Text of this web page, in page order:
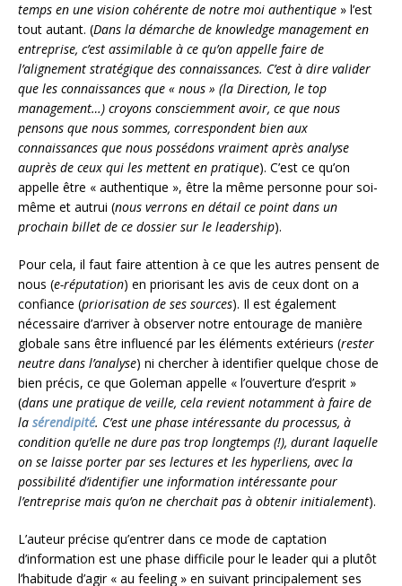
temps en une vision cohérente de notre moi authentique » l’est
tout autant. (Dans la démarche de knowledge management en
entreprise, c’est assimilable à ce qu’on appelle faire de
l’alignement stratégique des connaissances. C’est à dire valider
que les connaissances que « nous » (la Direction, le top
management…) croyons consciemment avoir, ce que nous
pensons que nous sommes, correspondent bien aux
connaissances que nous possédons vraiment après analyse
auprès de ceux qui les mettent en pratique). C’est ce qu’on
appelle être « authentique », être la même personne pour soi-
même et autrui (nous verrons en détail ce point dans un
prochain billet de ce dossier sur le leadership).
Pour cela, il faut faire attention à ce que les autres pensent de
nous (e-réputation) en priorisant les avis de ceux dont on a
confiance (priorisation de ses sources). Il est également
nécessaire d’arriver à observer notre entourage de manière
globale sans être influencé par les éléments extérieurs (rester
neutre dans l’analyse) ni chercher à identifier quelque chose de
bien précis, ce que Goleman appelle « l’ouverture d’esprit »
(dans une pratique de veille, cela revient notamment à faire de
la sérendipité. C’est une phase intéressante du processus, à
condition qu’elle ne dure pas trop longtemps (!), durant laquelle
on se laisse porter par ses lectures et les hyperliens, avec la
possibilité d’identifier une information intéressante pour
l’entreprise mais qu’on ne cherchait pas à obtenir initialement).
L’auteur précise qu’entrer dans ce mode de captation
d’information est une phase difficile pour le leader qui a plutôt
l’habitude d’agir « au feeling » en suivant principalement ses